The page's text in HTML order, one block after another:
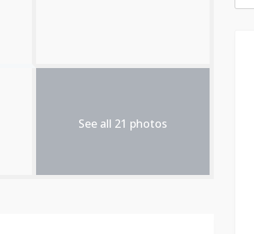
See all 21 photos